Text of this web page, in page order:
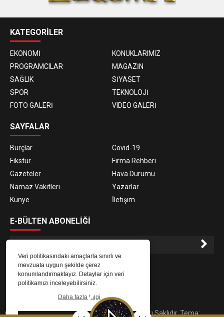
Veri politikasındaki amaçlarla sınırlı ve
mevzuata uygun şekilde çerez
konumlandırmaktayız. Detaylar için veri
politikamızı inceleyebilirsiniz.
Daha fazla bilgi
KATEGORİLER
EKONOMİ
KONUKLARIMIZ
PROGRAMCILAR
MAGAZİN
SAĞLIK
SİYASET
SPOR
TEKNOLOJİ
FOTO GALERİ
VIDEO GALERİ
SAYFALAR
Burçlar
Covid-19
Fikstür
Firma Rehberi
Gazeteler
Hava Durumu
Namaz Vakitleri
Yazarlar
Künye
İletişim
E-BÜLTEN ABONELİĞİ
E-Bülten aboneliği ile haberlere daha hızlı erişin.
© 2023Gaziantep Radyo Zeugma. Tüm Hakları Saklıdır. Tema: